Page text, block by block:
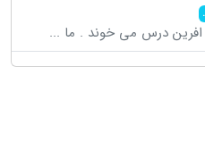
درس می خوند . ما ...